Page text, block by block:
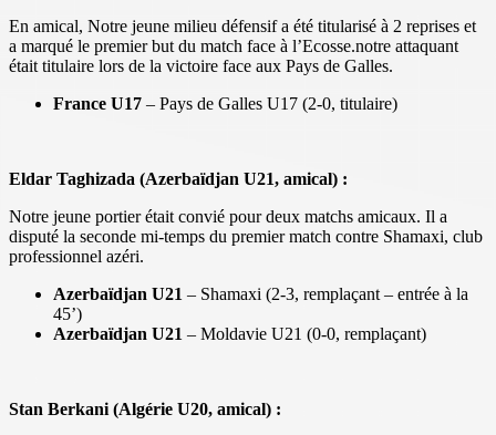
En amical, Notre jeune milieu défensif a été titularisé à 2 reprises et
a marqué le premier but du match face à l’Ecosse.notre attaquant
était titulaire lors de la victoire face aux Pays de Galles.
France U17 – Pays de Galles U17 (2-0, titulaire)
Eldar Taghizada (Azerbaïdjan U21, amical) :
Notre jeune portier était convié pour deux matchs amicaux. Il a
disputé la seconde mi-temps du premier match contre Shamaxi, club
professionnel azéri.
Azerbaïdjan U21 – Shamaxi (2-3, remplaçant – entrée à la
45’)
Azerbaïdjan U21 – Moldavie U21 (0-0, remplaçant)
Stan Berkani (Algérie U20, amical) :